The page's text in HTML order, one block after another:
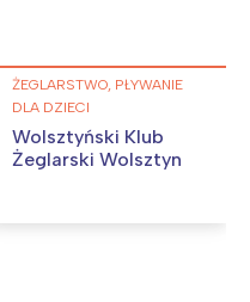
ŻEGLARSTWO, PŁYWANIE
DLA DZIECI
Wolsztyński Klub
Żeglarski Wolsztyn